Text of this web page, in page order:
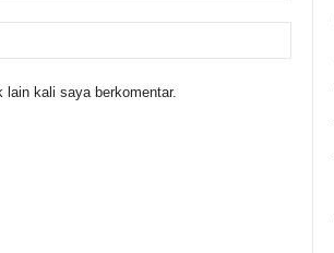
kali saya berkomentar.